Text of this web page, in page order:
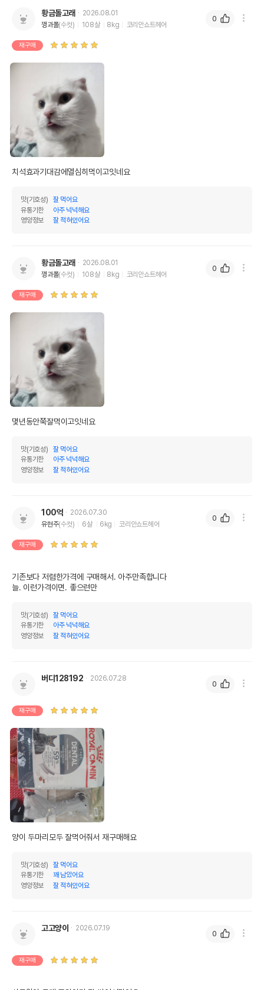
황금돌고래
2026.08.01
깽과폴(수컷) 108살 8kg 코리안쇼트헤어
재구매
치석효과기대감에열심히먹이고잇네요
맛(기호성)
잘 먹어요
유통기한
아주 넉넉해요
영양정보
잘 적혀있어요
0
황금돌고래
2026.08.01
깽과폴(수컷) 108살 8kg 코리안쇼트헤어
재구매
몇년동안쭉잘먹이고잇네요
맛(기호성)
잘 먹어요
유통기한
아주 넉넉해요
영양정보
잘 적혀있어요
0
100억
2026.07.30
유현주(수컷) 6살 6kg 코리안쇼트헤어
재구매
기존보다 저렴한가격에 구매해서. 아주만족합니다
늘. 이런가격이면. 좋으련만
맛(기호성)
잘 먹어요
유통기한
아주 넉넉해요
영양정보
잘 적혀있어요
0
버디128192 2026.07.28
재구매
양이 두마리모두 잘먹어줘서 재구매해요
맛(기호성)
잘 먹어요
유통기한
꽤 남았어요
영양정보
잘 적혀있어요
0
고고양이 2026.07.19
재구매
0